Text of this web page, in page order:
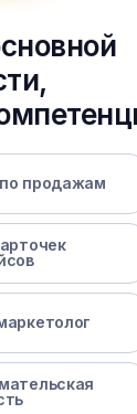
продажам